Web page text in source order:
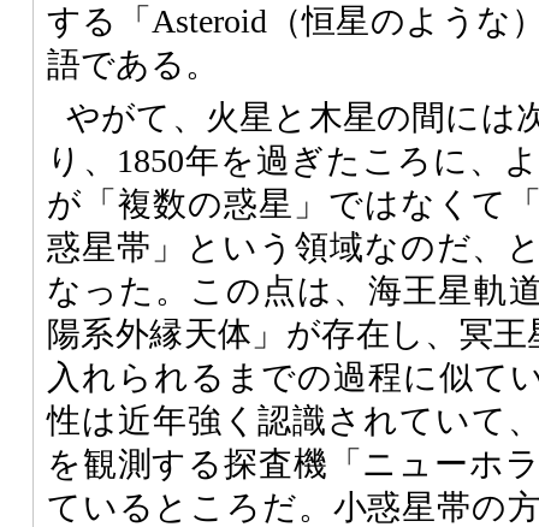
する「Asteroid（恒星のような
語である。
やがて、火星と木星の間には
り、1850年を過ぎたころに、
が「複数の惑星」ではなくて
惑星帯」という領域なのだ、
なった。この点は、海王星軌
陽系外縁天体」が存在し、冥
入れられるまでの過程に似て
性は近年強く認識されていて
を観測する探査機「ニューホ
ているところだ。小惑星帯の